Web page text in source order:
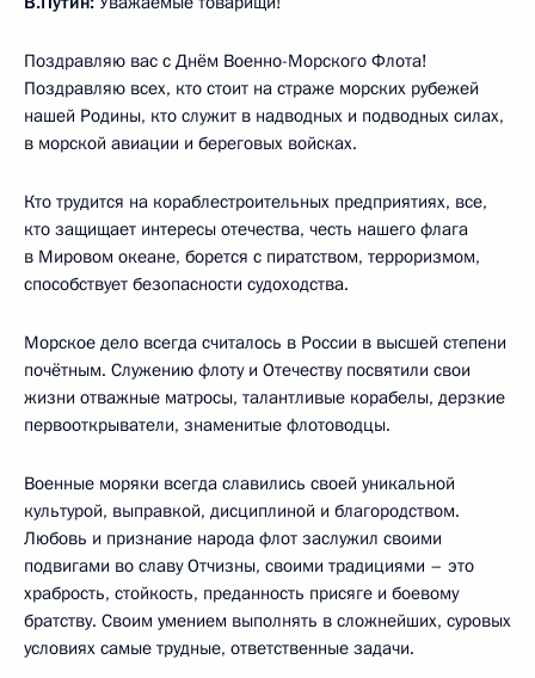
Поздравляю вас с Днём Военно-Морского Флота!
Поздравляю всех, кто стоит на страже морских рубежей
нашей Родины, кто служит в надводных и подводных силах,
в морской авиации и береговых войсках.
Кто трудится на кораблестроительных предприятиях, все,
кто защищает интересы отечества, честь нашего флага
в Мировом океане, борется с пиратством, терроризмом,
способствует безопасности судоходства.
Морское дело всегда считалось в России в высшей степени
почётным. Служению флоту и Отечеству посвятили свои
жизни отважные матросы, талантливые корабелы, дерзкие
первооткрыватели, знаменитые флотоводцы.
Военные моряки всегда славились своей уникальной
культурой, выправкой, дисциплиной и благородством.
Любовь и признание народа флот заслужил своими
подвигами во славу Отчизны, своими традициями – это
храбрость, стойкость, преданность присяге и боевому
братству. Своим умением выполнять в сложнейших, суровых
условиях самые трудные, ответственные задачи.